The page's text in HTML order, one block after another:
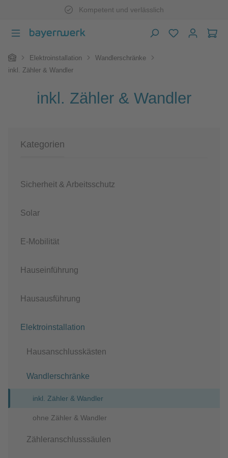
Zum Hauptinhalt springenKompetent und verlässlich
HomeElektroinstallation
Wandlerschränke
inkl. Zähler & Wandler
inkl. Zähler & Wandler
Kategorien
Sicherheit & Arbeitsschutz
Solar
E-Mobilität
Hauseinführung
Hausausführung
Elektroinstallation
Hausanschlusskästen
Wandlerschränke
inkl. Zähler & Wandler
ohne Zähler & Wandler
Zähleranschlusssäulen